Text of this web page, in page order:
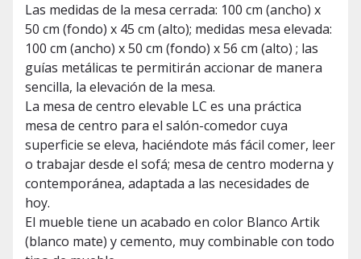
Las medidas de la mesa cerrada: 100 cm (ancho) x
50 cm (fondo) x 45 cm (alto); medidas mesa elevada:
100 cm (ancho) x 50 cm (fondo) x 56 cm (alto) ; las
guías metálicas te permitirán accionar de manera
sencilla, la elevación de la mesa.
La mesa de centro elevable LC es una práctica
mesa de centro para el salón-comedor cuya
superficie se eleva, haciéndote más fácil comer, leer
o trabajar desde el sofá; mesa de centro moderna y
contemporánea, adaptada a las necesidades de
hoy.
El mueble tiene un acabado en color Blanco Artik
(blanco mate) y cemento, muy combinable con todo